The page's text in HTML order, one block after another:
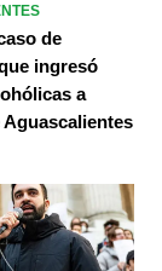
de
ingresó
a
Aguascalientes